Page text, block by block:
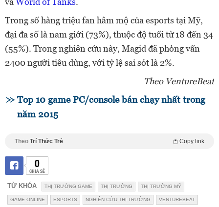
Trong số hàng triệu fan hâm mộ của esports tại Mỹ,
đại đa số là nam giới (73%), thuộc độ tuổi từ 18 đến 34
(55%). Trong nghiên cứu này, Magid đã phỏng vấn
2400 người tiêu dùng, với tỷ lệ sai sót là 2%.
Theo VentureBeat
Top 10 game PC/console bán chạy nhất trong
năm 2015
Theo Trí Thức Trẻ Copy link
0
CHIA SẺ
TỪ KHÓA THỊ TRƯỜNG GAME THỊ TRƯỜNG THỊ TRƯỜNG MỸ
GAME ONLINE ESPORTS NGHIÊN CỨU THỊ TRƯỜNG VENTUREBEAT